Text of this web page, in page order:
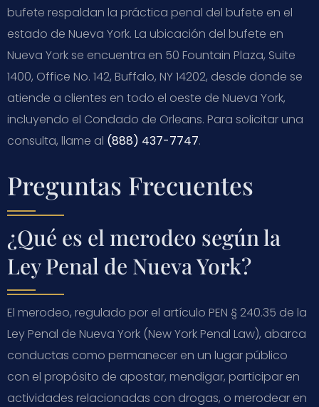
bufete respaldan la práctica penal del bufete en el
estado de Nueva York. La ubicación del bufete en
Nueva York se encuentra en 50 Fountain Plaza, Suite
1400, Office No. 142, Buffalo, NY 14202, desde donde se
atiende a clientes en todo el oeste de Nueva York,
incluyendo el Condado de Orleans. Para solicitar una
consulta, llame al (888) 437-7747.
Preguntas Frecuentes
¿Qué es el merodeo según la
Ley Penal de Nueva York?
El merodeo, regulado por el artículo PEN § 240.35 de la
Ley Penal de Nueva York (New York Penal Law), abarca
conductas como permanecer en un lugar público
con el propósito de apostar, mendigar, participar en
actividades relacionadas con drogas, o merodear en